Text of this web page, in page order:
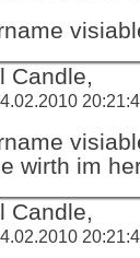
Candle,
wirth im
Candle,